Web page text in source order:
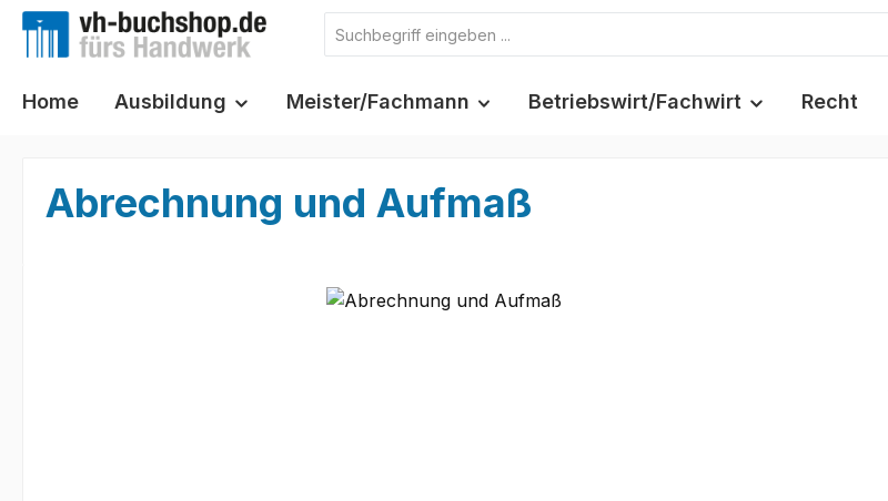
Hauptinhalt springen
Zur Suche springen
Zur Hauptnavigation springen
Home Ausbildung Meister/Fachmann Betriebswirt/Fachwirt Recht
Abrechnung und Aufmaß